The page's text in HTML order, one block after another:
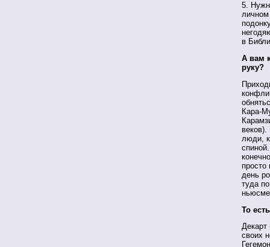
5.
личном
в
А вам
руку?
Кара-
люди,
просто
день
туда
То
Декарт
своих